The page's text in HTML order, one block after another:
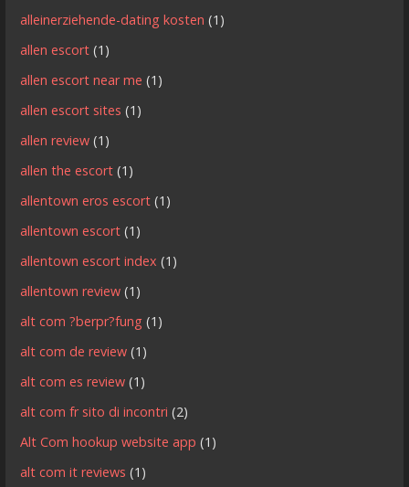
alleinerziehende-dating kosten (1)
allen escort (1)
allen escort near me (1)
allen escort sites (1)
allen review (1)
allen the escort (1)
allentown eros escort (1)
allentown escort (1)
allentown escort index (1)
allentown review (1)
alt com ?berpr?fung (1)
alt com de review (1)
alt com es review (1)
alt com fr sito di incontri (2)
Alt Com hookup website app (1)
alt com it reviews (1)